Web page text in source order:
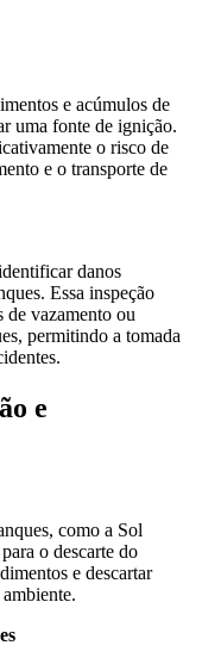
e acúmulos de
uma fonte de ignição.
o risco de
e o transporte de
danos
Essa inspeção
de vazamento ou
permitindo a tomada
e
como a Sol
o descarte do
e descartar